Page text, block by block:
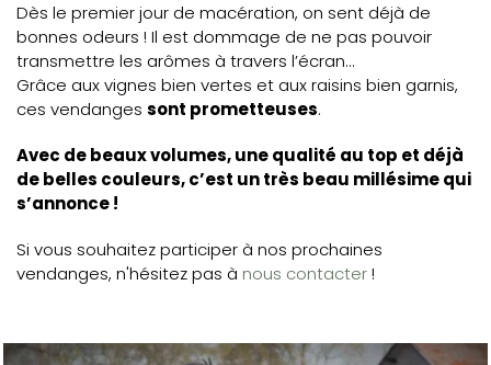
Dès le premier jour de macération, on sent déjà de
bonnes odeurs ! Il est dommage de ne pas pouvoir
transmettre les arômes à travers l’écran…
Grâce aux vignes bien vertes et aux raisins bien garnis,
ces vendanges sont prometteuses.
Avec de beaux volumes, une qualité au top et déjà
de belles couleurs, c’est un très beau millésime qui
s’annonce !
Si vous souhaitez participer à nos prochaines
vendanges, n'hésitez pas à nous contacter!